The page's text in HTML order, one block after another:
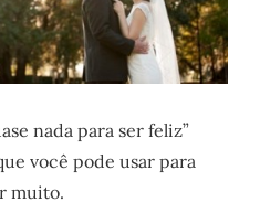
nada para ser feliz”
você pode usar para
muito.